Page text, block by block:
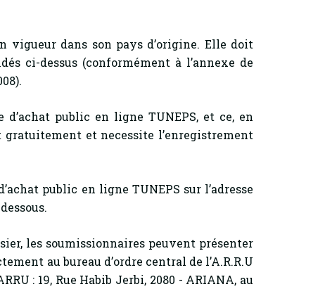
dans son pays d’origine. Elle doit
ci-dessus (conformément à l’annexe de
public en ligne TUNEPS, et ce, en
gratuitement et necessite l’enregistrement
public en ligne TUNEPS sur l’adresse
les soumissionnaires peuvent présenter
au bureau d’ordre central de l’A.R.R.U
: 19, Rue Habib Jerbi, 2080 - ARIANA, au